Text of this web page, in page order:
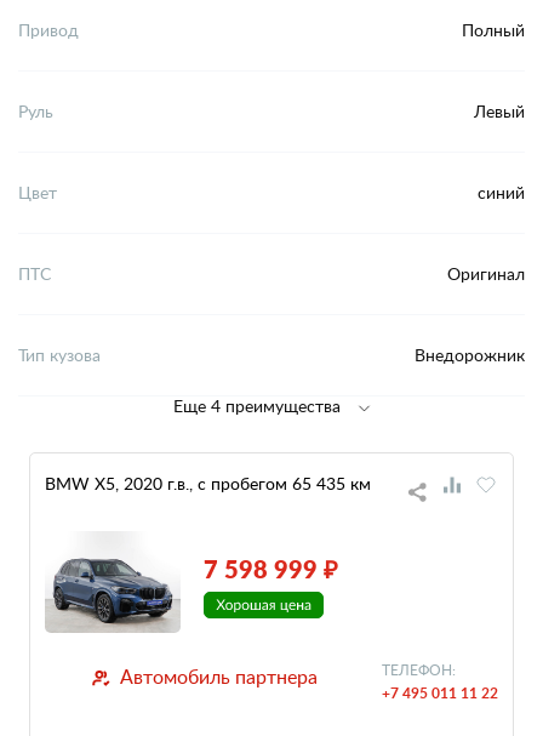
Привод Полный
Руль Левый
Цвет синий
ПТС Оригинал
Тип кузова Внедорожник
Еще 4 преимущества
BMW X5, 2020 г.в., с пробегом 65 435 км
7 598 999 ₽
Автомобиль партнера ТЕЛЕФОН:
+7 495 011 11 22